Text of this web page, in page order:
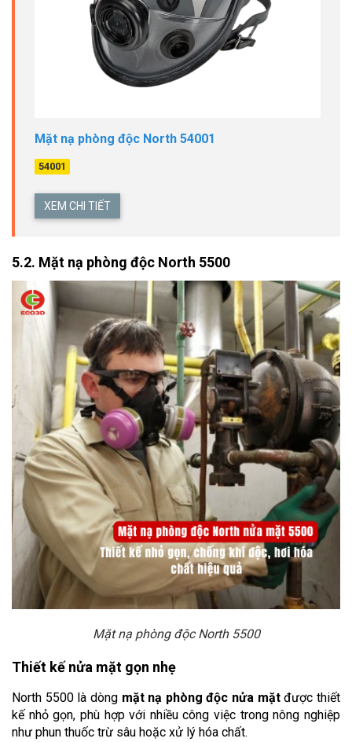
Mặt nạ phòng độc North 54001
54001
XEM CHI TIẾT
5.2. Mặt nạ phòng độc North 5500
Mặt nạ phòng độc North 5500
Thiết kế nửa mặt gọn nhẹ
North 5500 là dòng mặt nạ phòng độc nửa mặt được thiết
kế nhỏ gọn, phù hợp với nhiều công việc trong nông nghiệp
như phun thuốc trừ sâu hoặc xử lý hóa chất.